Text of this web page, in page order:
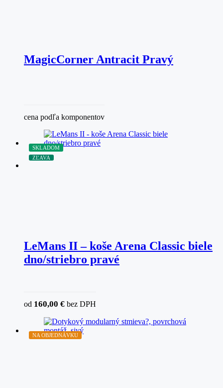
MagicCorner Antracit Pravý
cena podľa komponentov
SKLADOM
ZĽAVA
LeMans II – koše Arena Classic biele
dno/striebro pravé
od 160,00 € bez DPH
NA OBJEDNÁVKU